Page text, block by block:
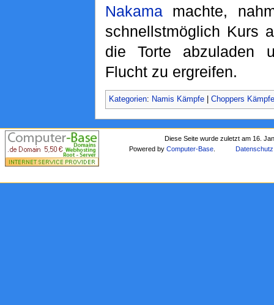
Nakamamachte,
schnellstmöglich Kurs
die Torte abzuladen
Flucht zu ergreifen.
Kategorien: Namis Kämpfe| Choppers Kämpfe
Diese Seite wurde zuletzt am 16.
Powered byComputer-Base Datenschutz